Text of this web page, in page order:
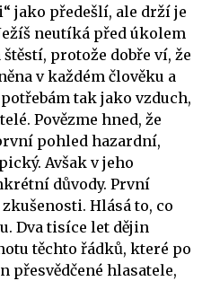
jako předešlí, ale drží je
neutíká před úkolem
protože dobře ví, že
v každém člověku a
tak jako vzduch,
Povězme hned, že
pohled hazardní,
Avšak v jeho
důvody. První
Hlásá to, co
Dva tisíce let dějin
těchto řádků, které po
přesvědčené hlasatele,